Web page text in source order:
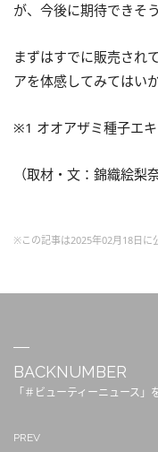
が、今後に期待できそう
まずはすでに販売され
アを体感してみてはい
※1 オオアザミ種子エ
（取材・文：錦織絵梨
※この記事は2025年02月18日に
BACKNUMBER
「＃ビューティーニュース」
PREV